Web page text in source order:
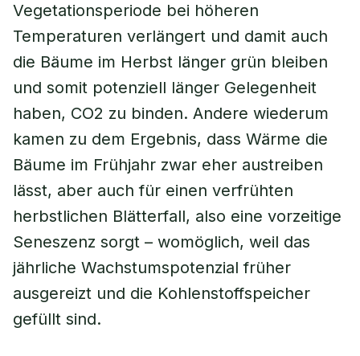
Vegetationsperiode bei höheren
Temperaturen verlängert und damit auch
die Bäume im Herbst länger grün bleiben
und somit potenziell länger Gelegenheit
haben, CO2 zu binden. Andere wiederum
kamen zu dem Ergebnis, dass Wärme die
Bäume im Frühjahr zwar eher austreiben
lässt, aber auch für einen verfrühten
herbstlichen Blätterfall, also eine vorzeitige
Seneszenz sorgt – womöglich, weil das
jährliche Wachstumspotenzial früher
ausgereizt und die Kohlenstoffspeicher
gefüllt sind.